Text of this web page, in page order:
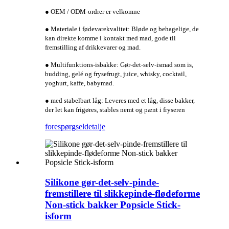
● OEM / ODM-ordrer er velkomne
● Materiale i fødevarekvalitet: Bløde og behagelige, de
kan direkte komme i kontakt med mad, gode til
fremstilling af drikkevarer og mad.
● Multifunktions-isbakke: Gør-det-selv-ismad som is,
budding, gelé og frysefrugt, juice, whisky, cocktail,
yoghurt, kaffe, babymad.
● med stabelbart låg: Leveres med et låg, disse bakker,
der let kan frigøres, stables nemt og pænt i fryseren
forespørgseldetalje
Silikone gør-det-selv-pinde-
fremstillere til slikkepinde-flødeforme
Non-stick bakker Popsicle Stick-
isform